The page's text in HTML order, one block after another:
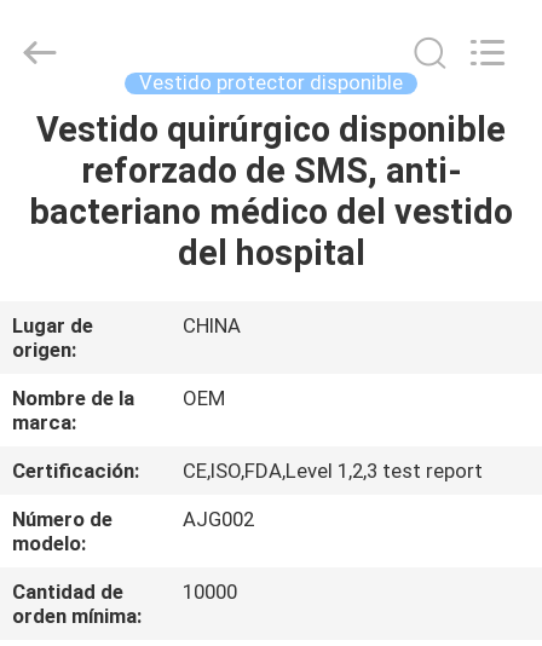
HOGAR
PRODUCTOS
NOSOTROS
VIAJE
DE
LA
FÁBRICA
CONTROL
PRODUCTS
CO.,LTD(WUHAN
Reserved.
Vestido protector disponible
Vestido quirúrgico disponible
reforzado de SMS, anti-
bacteriano médico del vestido
del hospital
Lugar de
origen:
CHINA
Nombre de la
marca:
OEM
Certificación:
CE,ISO,FDA,Level 1,2,3 test report
Número de
modelo:
AJG002
Cantidad de
orden mínima:
10000